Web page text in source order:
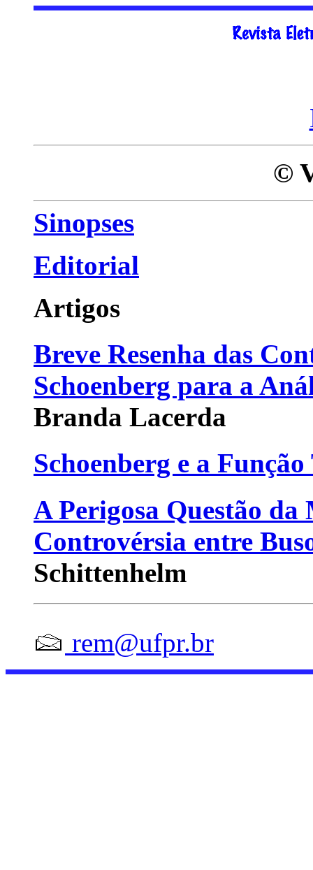
©
Sinopses
Editorial
Artigos
Breve Resenha das
Schoenberg para a
Branda Lacerda
Schoenberg e a
A Perigosa Questão
Controvérsia entre
Schittenhelm
rem@ufpr.br